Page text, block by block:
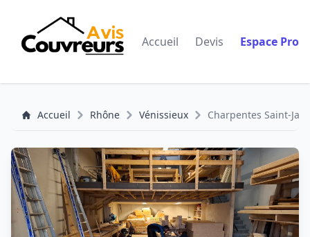
Accueil Devis Espace Pro
Accueil Rhône Vénissieux Charpentes Saint-